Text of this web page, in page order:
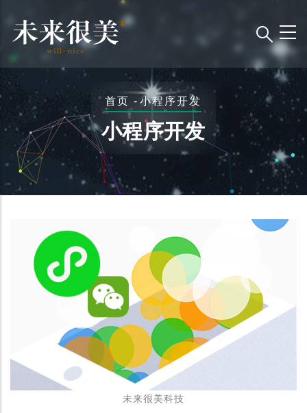
主
要
内
容
面
包
屑
首页 - 小程序开发
小程序开发
未来很美科技